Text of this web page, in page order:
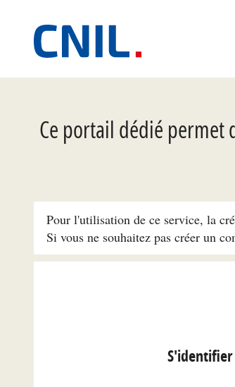
Ce portail dédié permet
Pour l'utilisation de ce service, la
Si vous ne souhaitez pas créer un
S'identifier